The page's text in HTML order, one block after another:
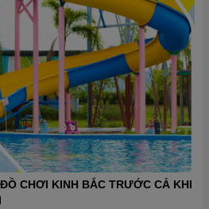
CHƠI KINH BẮC TRƯỚC CẢ KHI